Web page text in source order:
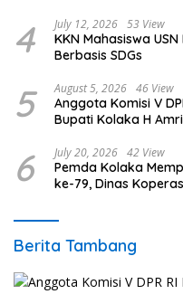
4 July 12, 2026 53 View
KKN Mahasiswa
Berbasis SDGs
5 August 5, 2026 46 View
Anggota Komisi V
Bupati Kolaka H
Wundulako
6 July 20, 2026 42 View
Pemda Kolaka
ke-79, Dinas
Berita Tambang